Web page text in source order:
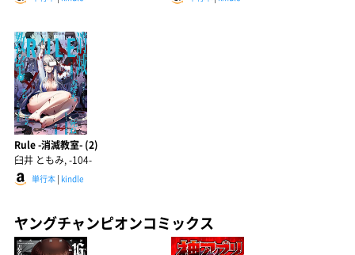
Rule -消滅教室- (2)
臼井 ともみ, -104-
単行本 | kindle
ヤングチャンピオンコミックス